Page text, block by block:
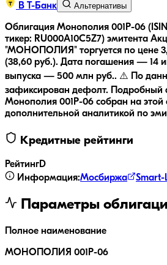
В Т-Банк Альтернативы
Облигация Монополия 001P-06
тикер: RU000A10C5Z7) эмитента
"МОНОПОЛИЯ" торгуется по цене
(38,60 руб.). Дата погашения — 14
выпуска — 500 млн руб.. ⚠️ По
зафиксирован дефолт.
Подробный
Монополия 001P-06 собран на этой
дополнительной аналитикой по
Кредитные рейтинги
РейтингD
Информация:Мосбиржа Smart-
Параметры
Полное наименование
МОНОПОЛИЯ 001P-06